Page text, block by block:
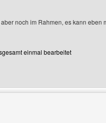
noch im Rahmen, es kann eben
einmal bearbeitet